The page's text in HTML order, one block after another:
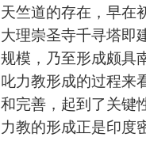
天竺道的存在，早在
大理崇圣寺千寻塔即
规模，乃至形成颇具
叱力教形成的过程来
和完善，起到了关键
力教的形成正是印度